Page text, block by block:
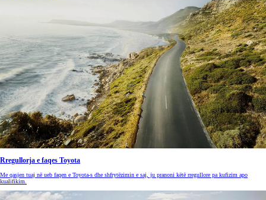
Rregullorja e faqes Toyota
Me qasjen tuaj në ueb faqen e Toyota-s dhe shfrytëzimin e saj, ju pranoni këtë rregullore pa kufizim apo
kualifikim.